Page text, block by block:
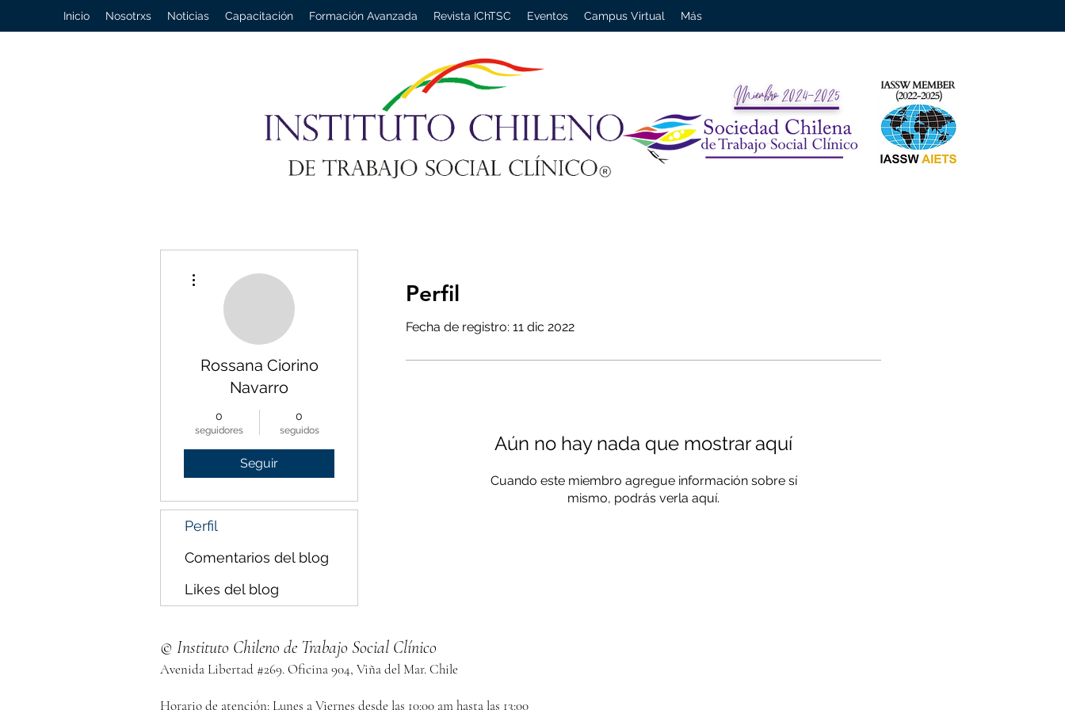
Inicio Nosotrxs Noticias Capacitación Formación Avanzada Revista IChTSC Eventos Campus Virtual Más
Perfil
Fecha de registro: 11 dic 2022
Aún no hay nada que mostrar aquí
Cuando este miembro agregue información sobre sí
mismo, podrás verla aquí.
Rossana Ciorino
Navarro
0
seguidores
0
seguidos
Seguir
Perfil
Comentarios del blog
Likes del blog
© Instituto Chileno de Trabajo Social Clínico
Avenida Libertad #269. Oficina 904, Viña del Mar. Chile
Horario de atención: Lunes a Viernes desde las 10:00 am hasta las 13:00